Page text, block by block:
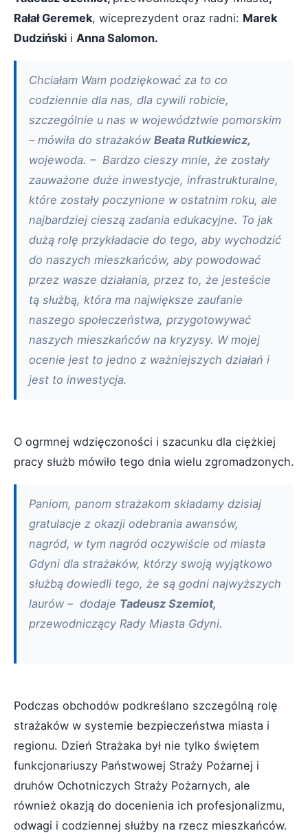
Rałał Geremek, wiceprezydent oraz radni: Marek
Dudziński i Anna Salomon.
Chciałam Wam podziękować za to co
codziennie dla nas, dla cywili robicie,
szczególnie u nas w województwie pomorskim
– mówiła do strażaków Beata Rutkiewicz,
wojewoda. – Bardzo cieszy mnie, że zostały
zauważone duże inwestycje, infrastrukturalne,
które zostały poczynione w ostatnim roku, ale
najbardziej cieszą zadania edukacyjne. To jak
dużą rolę przykładacie do tego, aby wychodzić
do naszych mieszkańców, aby powodować
przez wasze działania, przez to, że jesteście
tą służbą, która ma największe zaufanie
naszego społeczeństwa, przygotowywać
naszych mieszkańców na kryzysy. W mojej
ocenie jest to jedno z ważniejszych działań i
jest to inwestycja.
O ogrmnej wdzięczoności i szacunku dla ciężkiej
pracy służb mówiło tego dnia wielu zgromadzonych.
Paniom, panom strażakom składamy dzisiaj
gratulacje z okazji odebrania awansów,
nagród, w tym nagród oczywiście od miasta
Gdyni dla strażaków, którzy swoją wyjątkowo
służbą dowiedli tego, że są godni najwyższych
laurów – dodaje Tadeusz Szemiot,
przewodniczący Rady Miasta Gdyni.
Podczas obchodów podkreślano szczególną rolę
strażaków w systemie bezpieczeństwa miasta i
regionu. Dzień Strażaka był nie tylko świętem
funkcjonariuszy Państwowej Straży Pożarnej i
druhów Ochotniczych Straży Pożarnych, ale
również okazją do docenienia ich profesjonalizmu,
odwagi i codziennej służby na rzecz mieszkańców.